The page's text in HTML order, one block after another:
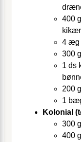
400
4 æg
300
1 ds
200
1
Kolonial
300
400